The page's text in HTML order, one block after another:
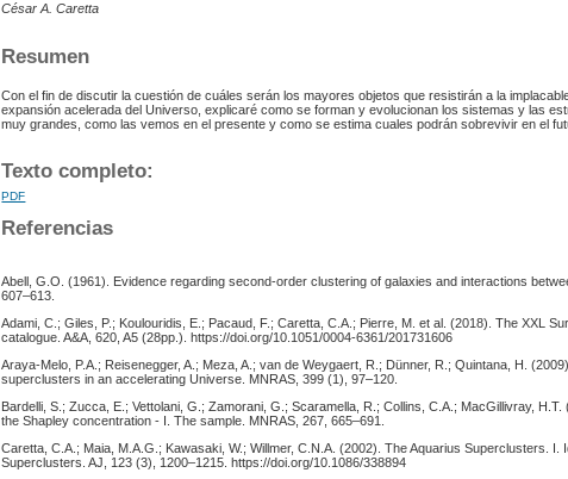
César A. Caretta
Resumen
Con el fin de discutir la cuestión de cuáles serán los mayores objetos que resistirán a la
expansión acelerada del Universo, explicaré como se forman y evolucionan los sistemas y las
muy grandes, como las vemos en el presente y como se estima cuales podrán sobrevivir en el
Texto completo:
PDF
Referencias
Abell, G.O. (1961). Evidence regarding second-order clustering of galaxies and interactions
607–613.
Adami, C.; Giles, P.; Koulouridis, E.; Pacaud, F.; Caretta, C.A.; Pierre, M. et al. (2018). The XXL
catalogue. A&A, 620, A5 (28pp.). https://doi.org/10.1051/0004-6361/201731606
Araya-Melo, P.A.; Reisenegger, A.; Meza, A.; van de Weygaert, R.; Dünner, R.; Quintana, H.
superclusters in an accelerating Universe. MNRAS, 399 (1), 97–120.
Bardelli, S.; Zucca, E.; Vettolani, G.; Zamorani, G.; Scaramella, R.; Collins, C.A.; MacGillivray,
the Shapley concentration - I. The sample. MNRAS, 267, 665–691.
Caretta, C.A.; Maia, M.A.G.; Kawasaki, W.; Willmer, C.N.A. (2002). The Aquarius Superclusters. I.
Superclusters. AJ, 123 (3), 1200–1215. https://doi.org/10.1086/338894